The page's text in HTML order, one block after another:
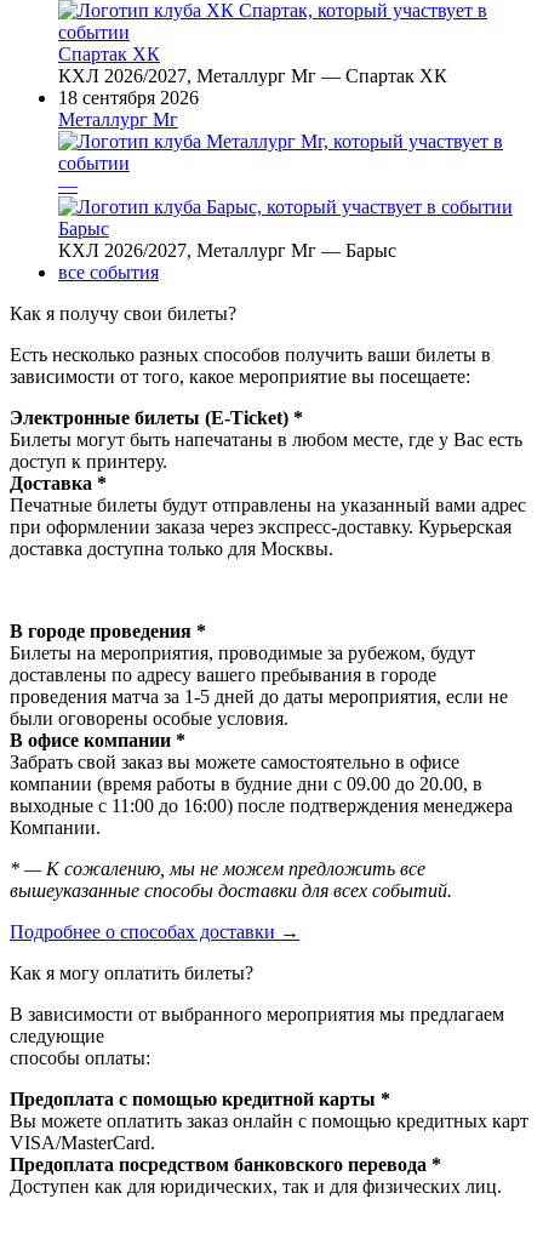
Спартак ХК
КХЛ 2026/2027, Металлург Мг — Спартак ХК
18 сентября 2026
Металлург Мг
—
Барыс
КХЛ 2026/2027, Металлург Мг — Барыс
все события
Как я получу свои билеты?
Есть несколько разных способов получить ваши билеты в
зависимости от того, какое мероприятие вы посещаете:
Электронные билеты (E-Ticket) *
Билеты могут быть напечатаны в любом месте, где у Вас есть
доступ к принтеру.
Доставка *
Печатные билеты будут отправлены на указанный вами адрес
при оформлении заказа через экспресс-доставку. Курьерская
доставка доступна только для Москвы.
В городе проведения *
Билеты на мероприятия, проводимые за рубежом, будут
доставлены по адресу вашего пребывания в городе
проведения матча за 1-5 дней до даты мероприятия, если не
были оговорены особые условия.
В офисе компании *
Забрать свой заказ вы можете самостоятельно в офисе
компании (время работы в будние дни с 09.00 до 20.00, в
выходные с 11:00 до 16:00) после подтверждения менеджера
Компании.
* — К сожалению, мы не можем предложить все
вышеуказанные способы доставки для всех событий.
Подробнее о способах доставки →
Как я могу оплатить билеты?
В зависимости от выбранного мероприятия мы предлагаем
следующие
способы оплаты:
Предоплата с помощью кредитной карты *
Вы можете оплатить заказ онлайн с помощью кредитных карт
VISA/MasterСard.
Предоплата посредством банковского перевода *
Доступен как для юридических, так и для физических лиц.